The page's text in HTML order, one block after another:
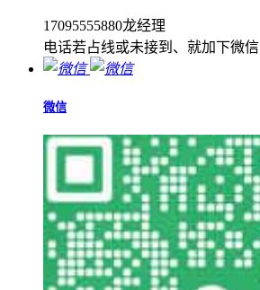
17095555880龙经理
电话若占线或未接到、就加下微信
微信